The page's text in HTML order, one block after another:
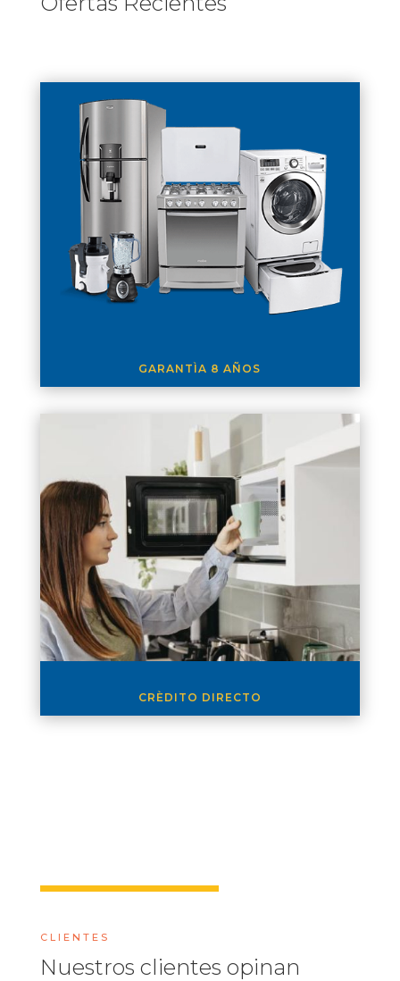
GARANTÌA 8 AÑOS
CRÈDITO DIRECTO
CLIENTES
Nuestros clientes opinan